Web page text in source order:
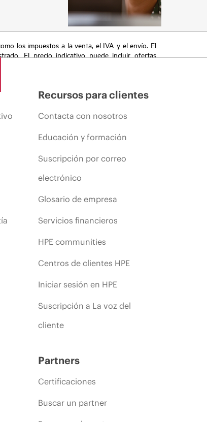
los impuestos a la venta, el IVA y el envío. El
El precio indicativo puede incluir ofertas
Recursos para clientes
Contacta con nosotros
Educación y formación
Suscripción por correo
electrónico
Glosario de empresa
Servicios financieros
HPE communities
Centros de clientes HPE
Iniciar sesión en HPE
Suscripción a La voz del
cliente
Partners
Certificaciones
Buscar un partner